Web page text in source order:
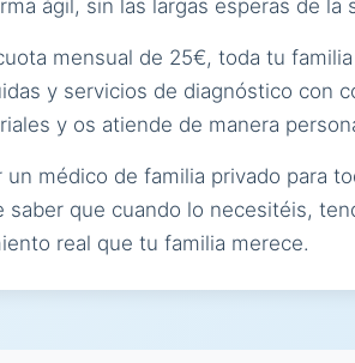
ágil, sin las largas esperas de la
mensual de 25€, toda tu
y servicios de diagnóstico con
y os atiende de manera
un médico de familia privado para
saber que cuando lo necesitéis,
real que tu familia merece.